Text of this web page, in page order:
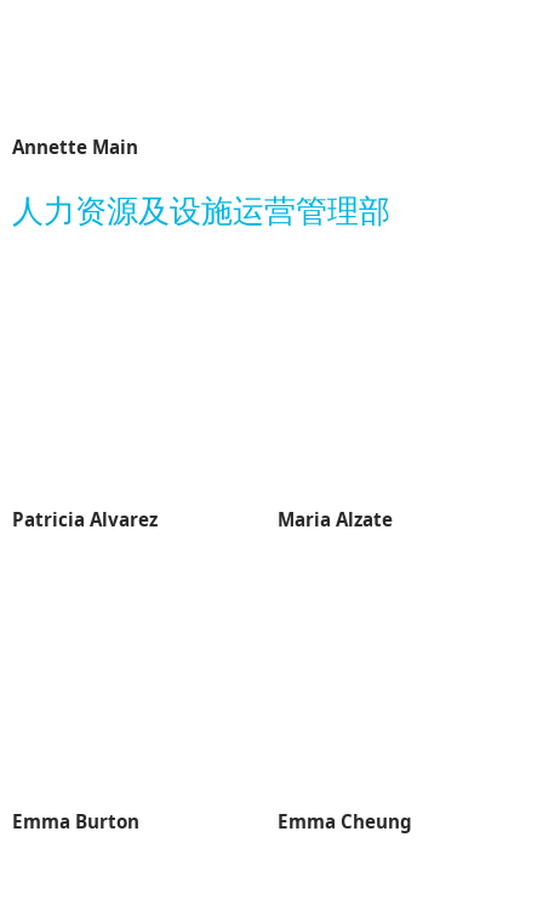
Annette Main
人力资源及设施运营管理部
Patricia Alvarez Maria Alzate
Emma Burton Emma Cheung